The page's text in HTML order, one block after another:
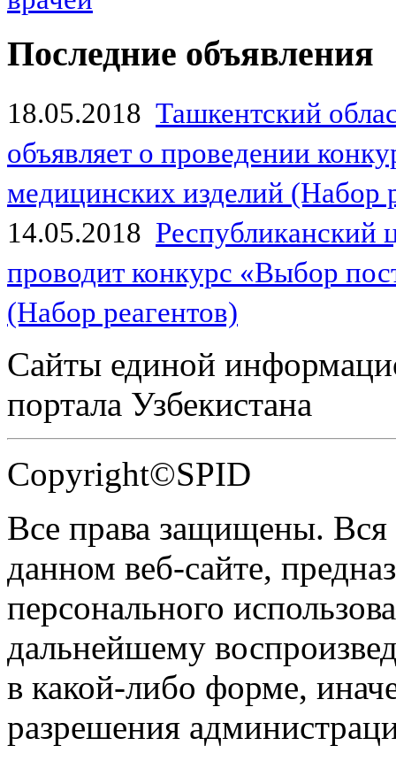
Последние объявления
18.05.2018 Ташкентский
объявляет о проведении
медицинских изделий (Набор
14.05.2018
проводит конкурс «Выбор
(Набор реагентов)
Сайты единой
портала Узбекистана
Copyright©SPID
Все права защищены.
данном веб-сайте,
персонального
дальнейшему
в какой-либо форме,
разрешения